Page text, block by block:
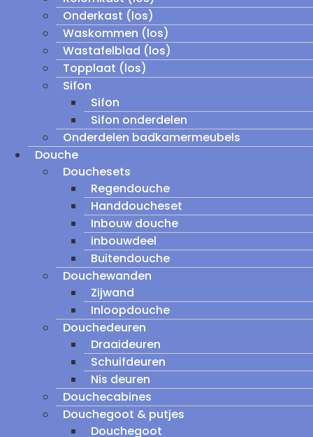
Onderkast (los)
Waskommen (los)
Wastafelblad (los)
Topplaat (los)
Sifon
Sifon
Sifon onderdelen
Onderdelen badkamermeubels
Douche
Douchesets
Regendouche
Handdoucheset
Inbouw douche
inbouwdeel
Buitendouche
Douchewanden
Zijwand
Inloopdouche
Douchedeuren
Draaideuren
Schuifdeuren
Nis deuren
Douchecabines
Douchegoot & putjes
Douchegoot